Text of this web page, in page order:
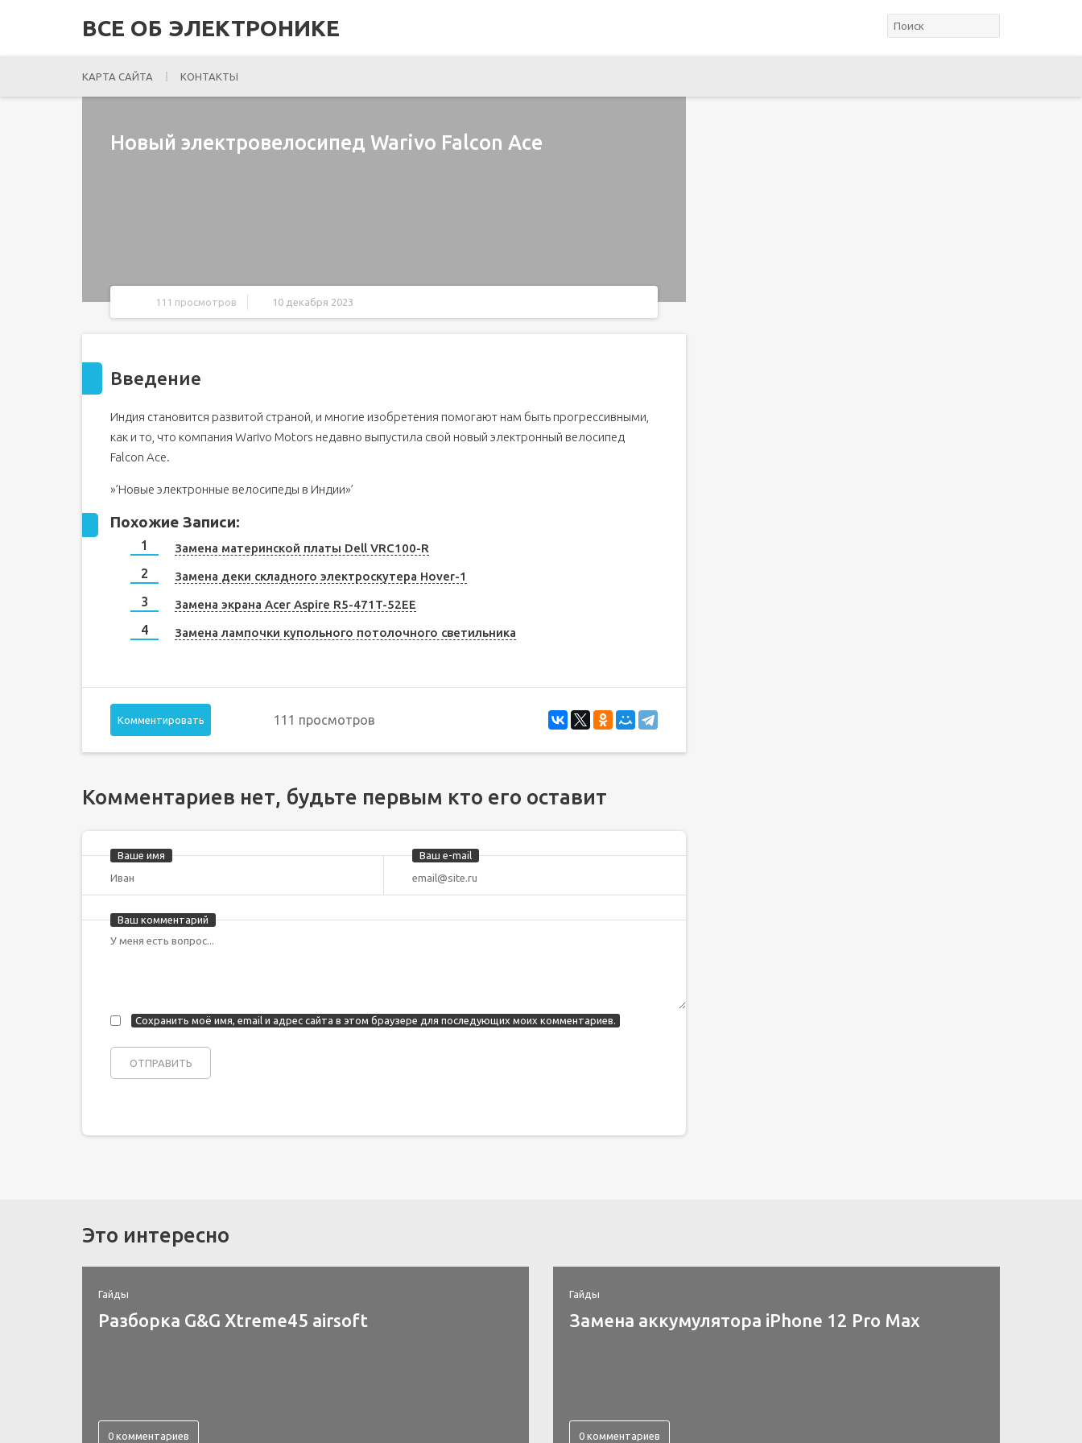
ВСЕ ОБ ЭЛЕКТРОНИКЕ
КАРТА САЙТА КОНТАКТЫ
Новый электровелосипед Warivo Falcon Ace
111 просмотров 10 декабря 2023
Введение
Индия становится развитой страной, и многие изобретения помогают нам быть прогрессивными,
как и то, что компания Warivo Motors недавно выпустила свой новый электронный велосипед
Falcon Ace.
»’Новые электронные велосипеды в Индии»’
Похожие Записи:
Замена материнской платы Dell VRC100-R
Замена деки складного электроскутера Hover-1
Замена экрана Acer Aspire R5-471T-52EE
Замена лампочки купольного потолочного светильника
Комментировать 111 просмотров
Комментариев нет, будьте первым кто его оставит
Ваше имя Ваш e-mail
Ваш комментарий
Сохранить моё имя, email и адрес сайта в этом браузере для последующих моих комментариев.
Это интересно
Гайды
Разборка G&G Xtreme45 airsoft
0 комментариев
Гайды
Замена аккумулятора iPhone 12 Pro Max
0 комментариев